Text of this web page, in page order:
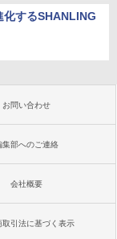
化するSHANLING
お問い合わせ
集部へのご連絡
会社概要
取引法に基づく表示